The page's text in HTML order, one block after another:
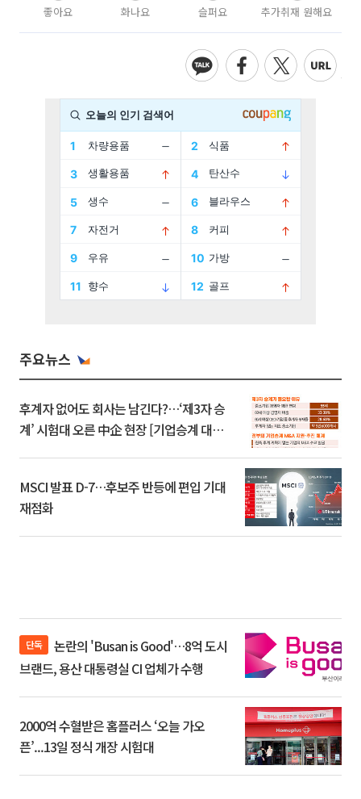
좋아요 화나요 슬퍼요 추가취재 원해요
주요뉴스
후계자 없어도 회사는 남긴다?…‘제3자 승
계’ 시험대 오른 中企 현장 [기업승계 대전
MSCI 발표 D-7…후보주 반등에 편입 기대
재점화
단독
브랜드, 용산 대통령실 CI 업체가 수행
2000억 수혈받은 홈플러스 ‘오늘 가오
픈’...13일 정식 개장 시험대